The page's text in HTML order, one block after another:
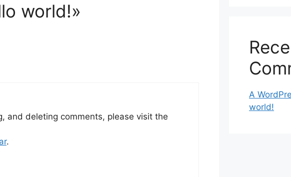
world!»
and deleting comments, please visit the
.
A
world!